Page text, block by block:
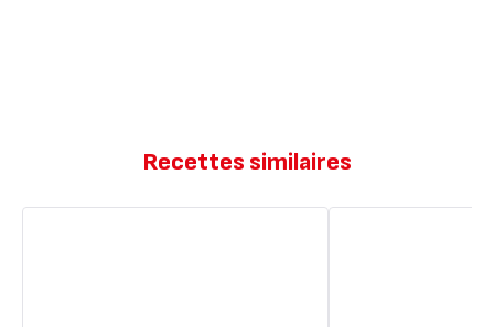
Recettes similaires